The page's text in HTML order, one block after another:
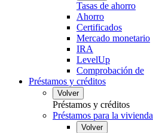
Tasas de ahorro
Ahorro
Certificados
Mercado monetario
IRA
LevelUp
Comprobación de
Préstamos y créditos
Volver
Préstamos y créditos
Préstamos para la vivienda
Volver